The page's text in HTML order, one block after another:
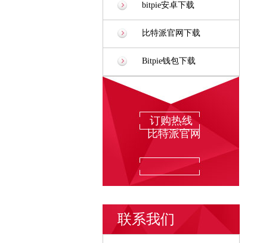
bitpie安卓下载
比特派官网下载
Bitpie钱包下载
订购热线
比特派官网
联系我们